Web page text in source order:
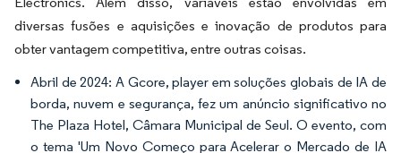
diversas fusões e aquisições e inovação de produtos para
obter vantagem competitiva, entre outras coisas.
Abril de 2024: A Gcore, player em soluções globais de IA de
borda, nuvem e segurança, fez um anúncio significativo no
The Plaza Hotel, Câmara Municipal de Seul. O evento, com
o tema 'Um Novo Começo para Acelerar o Mercado de IA